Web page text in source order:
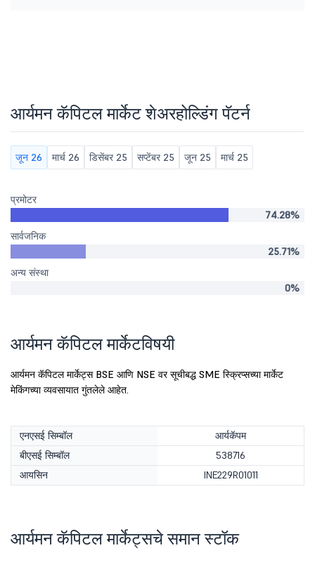
आर्यमन कॅपिटल मार्केट शेअरहोल्डिंग पॅटर्न
जून 26 मार्च 26 डिसेंबर 25 सप्टेंबर 25 जून 25 मार्च 25
प्रमोटर
74.28%
सार्वजनिक
25.71%
अन्य संस्था
0%
आर्यमन कॅपिटल मार्केटविषयी
आर्यमन कॅपिटल मार्केट्स BSE आणि NSE वर सूचीबद्ध SME स्क्रिप्सच्या मार्केट
मेकिंगच्या व्यवसायात गुंतलेले आहेत.
एनएसई सिम्बॉल
आर्यकॅपम
बीएसई सिम्बॉल
538716
आयसिन
INE229R01011
आर्यमन कॅपिटल मार्केट्सचे समान स्टॉक